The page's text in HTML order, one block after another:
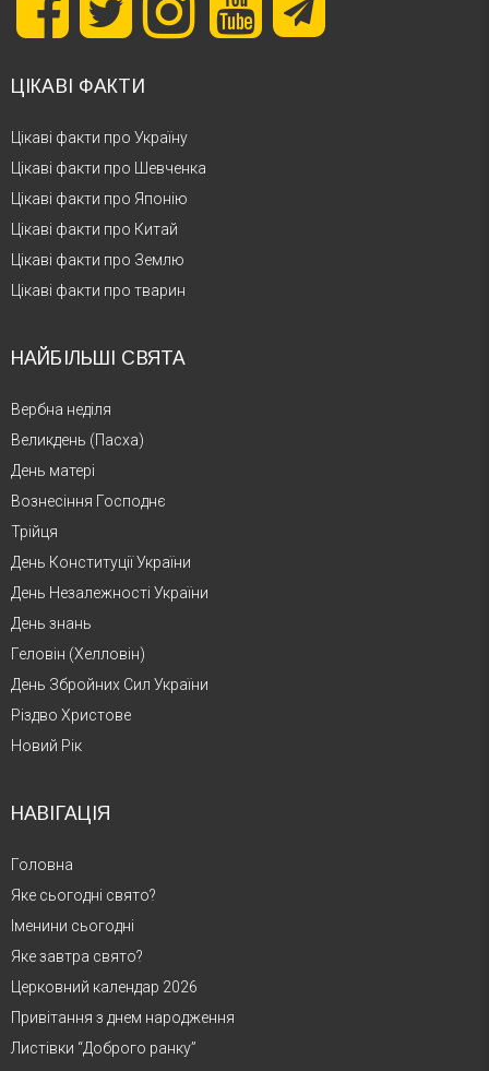
ЦІКАВІ ФАКТИ
Цікаві факти про Україну
Цікаві факти про Шевченка
Цікаві факти про Японію
Цікаві факти про Китай
Цікаві факти про Землю
Цікаві факти про тварин
НАЙБІЛЬШІ СВЯТА
Вербна неділя
Великдень (Пасха)
День матері
Вознесіння Господнє
Трійця
День Конституції України
День Незалежності України
День знань
Геловін (Хелловін)
День Збройних Сил України
Різдво Христове
Новий Рік
НАВІГАЦІЯ
Головна
Яке сьогодні свято?
Іменини сьогодні
Яке завтра свято?
Церковний календар 2026
Привітання з днем народження
Листівки “Доброго ранку”